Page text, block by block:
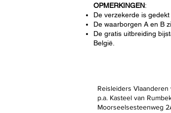
OPMERKINGEN:
De verzekerde is
De waarborgen A en B
De gratis uitbreiding
België.
Reisleiders Vlaanderen
p.a. Kasteel van
Moorseelsesteenweg